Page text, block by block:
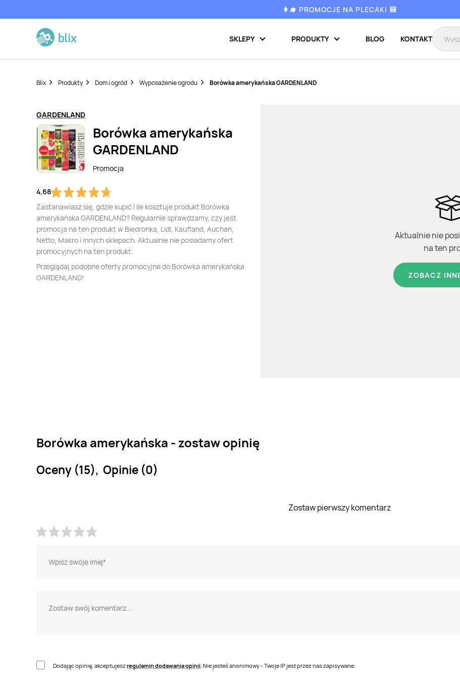
👩‍🎓 PROMOCJE NA PLECAKI 🎒
SKLEPY PRODUKTY BLOG KONTAKT
Blix Produkty Dom i ogród Wyposażenie ogrodu Borówka amerykańska GARDENLAND
GARDENLAND
Borówka amerykańska
GARDENLAND
Promocja
4,68
Zastanawiasz się, gdzie kupić i ile kosztuje produkt Borówka
amerykańska GARDENLAND? Regularnie sprawdzamy, czy jest
promocja na ten produkt w Biedronka, Lidl, Kaufland, Auchan,
Netto, Makro i innych sklepach. Aktualnie nie posiadamy ofert
promocyjnych na ten produkt.
Przeglądaj podobne oferty promocyjne do Borówka amerykańska
GARDENLAND!
Aktualnie nie
na ten
ZOBACZ
Borówka amerykańska - zostaw opinię
Oceny (15), Opinie (0)
Zostaw pierwszy komentarz
Dodając opinię, akceptujeszregulamin dodawania opinii . Nie jesteś anonimowy - Twoje IP jest przez nas zapisywane.